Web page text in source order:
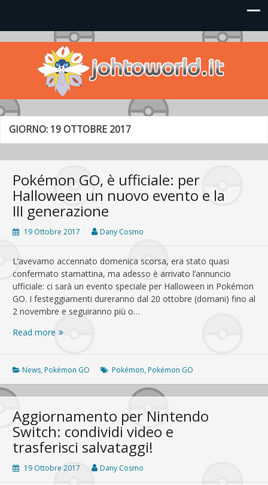
Johto World
Le novità più frizzanti dall'universo Pokémon e Nintendo
GIORNO: 19 OTTOBRE 2017
Pokémon GO, è ufficiale: per
Halloween un nuovo evento e la
III generazione
19 Ottobre 2017 Dany Cosmo
L’avevamo accennato domenica scorsa, era stato quasi
confermato stamattina, ma adesso è arrivato l’annuncio
ufficiale: ci sarà un evento speciale per Halloween in Pokémon
GO. I festeggiamenti dureranno dal 20 ottobre (domani) fino al
2 novembre e seguiranno più o…
Read more Pokémon
ufficiale:
per
Halloween
nuovo
evento
e
III
generazione
News, Pokémon GO Pokémon, Pokémon GO
Aggiornamento per Nintendo
Switch: condividi video e
trasferisci salvataggi!
19 Ottobre 2017 Dany Cosmo